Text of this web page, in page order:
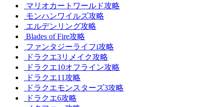
マリオカートワールド攻略
モンハンワイルズ攻略
エルデンリング攻略
Blades of Fire攻略
ファンタジーライフi攻略
ドラクエ3リメイク攻略
ドラクエ10オフライン攻略
ドラクエ11攻略
ドラクエモンスターズ3攻略
ドラクエ6攻略